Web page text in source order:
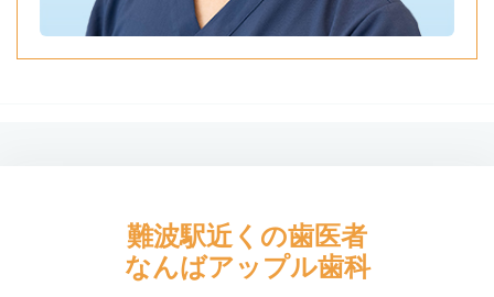
難波駅近くの歯医者
なんばアップル歯科